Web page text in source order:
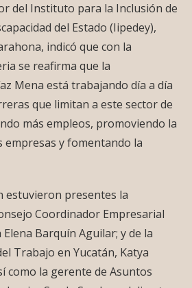
del Instituto para la Inclusión de
del Estado (Iipedey),
indicó que con la
se reafirma que la
Mena está trabajando día a día
que limitan a este sector de
más empleos, promoviendo la
empresas y fomentando la
estuvieron presentes la
Coordinador Empresarial
Elena Barquín Aguilar; y de la
Trabajo en Yucatán, Katya
como la gerente de Asuntos